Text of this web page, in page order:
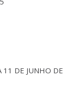
11 DE JUNHO DE